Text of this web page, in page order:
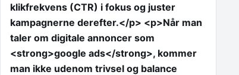
klikfrekvens (CTR) i fokus og juster
kampagnerne derefter.</p> <p>Når man
taler om digitale annoncer som
<strong>google ads</strong>, kommer
man ikke udenom trivsel og balance